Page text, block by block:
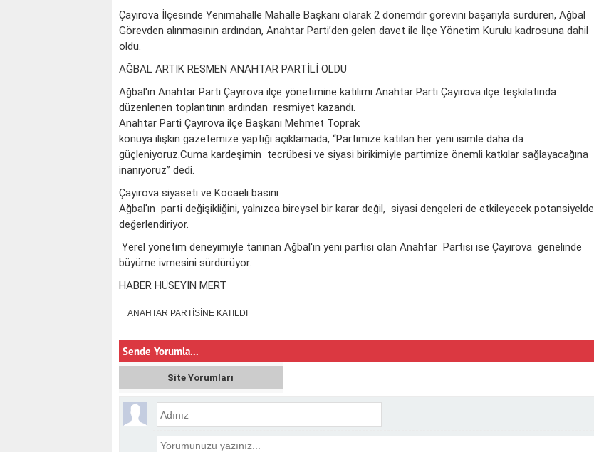
Çayırova İlçesinde Yenimahalle Mahalle Başkanı olarak 2 dönemdir görevini başarıyla sürdüren, Ağbal
Görevden alınmasının ardından, Anahtar Parti’den gelen davet ile İlçe Yönetim Kurulu kadrosuna dahil
oldu.
AĞBAL ARTIK RESMEN ANAHTAR PARTİLİ OLDU
Ağbal'ın Anahtar Parti Çayırova ilçe yönetimine katılımı Anahtar Parti Çayırova ilçe teşkilatında
düzenlenen toplantının ardından resmiyet kazandı.
Anahtar Parti Çayırova ilçe Başkanı Mehmet Toprak
konuya ilişkin gazetemize yaptığı açıklamada, “Partimize katılan her yeni isimle daha da
güçleniyoruz.Cuma kardeşimin tecrübesi ve siyasi birikimiyle partimize önemli katkılar sağlayacağına
inanıyoruz” dedi.
Çayırova siyaseti ve Kocaeli basını
Ağbal'ın parti değişikliğini, yalnızca bireysel bir karar değil, siyasi dengeleri de etkileyecek potansiyelde
değerlendiriyor.
Yerel yönetim deneyimiyle tanınan Ağbal'ın yeni partisi olan Anahtar Partisi ise Çayırova genelinde
büyüme ivmesini sürdürüyor.
HABER HÜSEYİN MERT
ANAHTAR PARTİSİNE KATILDI
Sende Yorumla...
Site Yorumları